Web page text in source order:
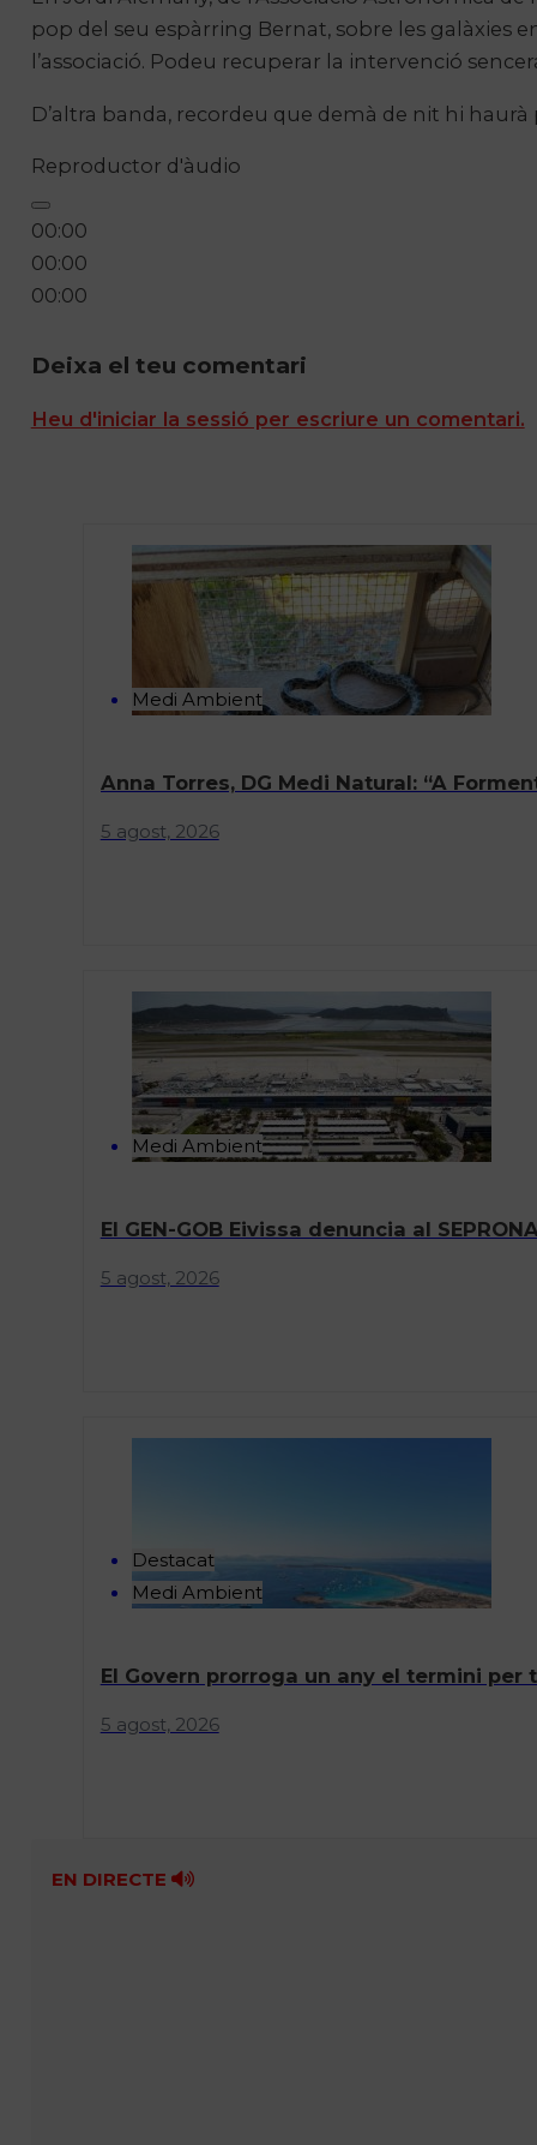
pop del seu espàrring Bernat, sobre les galàxies
l’associació. Podeu recuperar la intervenció
D’altra banda, recordeu que demà de nit hi
Reproductor d'àudio
00:00
00:00
00:00
Deixa el teu comentari
Heu d'iniciar la sessió per escriure un comentari.
Medi Ambient
Anna Torres, DG Medi Natural: “A
5 agost, 2026
Medi Ambient
El GEN-GOB Eivissa denuncia al
5 agost, 2026
Destacat
Medi Ambient
El Govern prorroga un any el termini per
5 agost, 2026
EN DIRECTE